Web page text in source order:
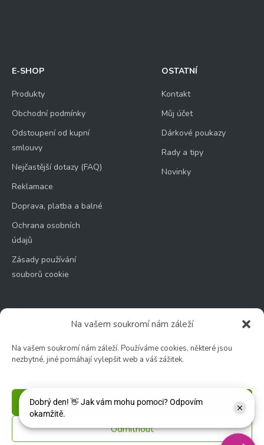
Na vašem soukromí nám záleží
Na vašem soukromí nám záleží. Používáme cookies, některé jsou
nezbytné, jiné pomáhají vylepšit web a váš zážitek.
Příjmout
Odmítnout
E-SHOP
Produkty
Obchodní podmínky
Odstoupení od kupní
smlouvy
Nejčastější dotazy (FAQ)
Reklamace
Doprava, platba a balné
Ochrana osobních
údajů
Zásady používání
souborů cookie
OSTATNÍ
Kontakt
Můj účet
Dárkové poukazy
Rady a tipy
Novinky
Zahradní centrum
🕑 Po – Čt: 9:00 – 17:00